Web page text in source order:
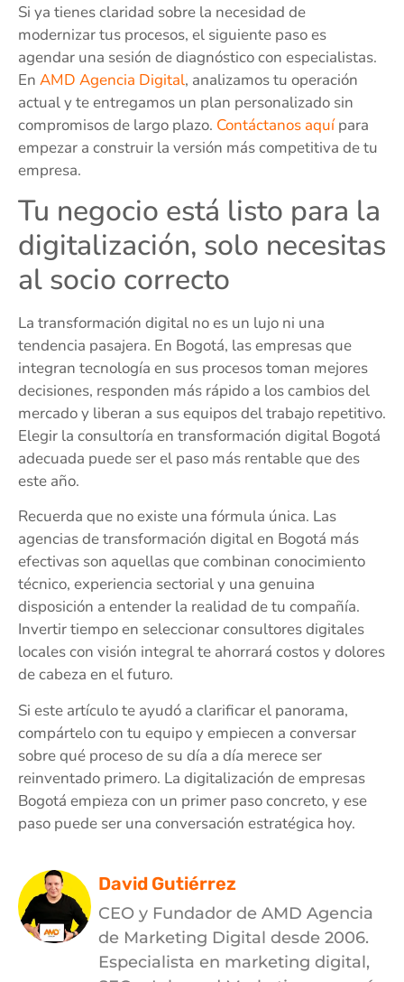
Si ya tienes claridad sobre la necesidad de
modernizar tus procesos, el siguiente paso es
agendar una sesión de diagnóstico con especialistas.
En AMD Agencia Digital, analizamos tu operación
actual y te entregamos un plan personalizado sin
compromisos de largo plazo. Contáctanos aquípara
empezar a construir la versión más competitiva de tu
empresa.
Tu negocio está listo para la
digitalización, solo necesitas
al socio correcto
La transformación digital no es un lujo ni una
tendencia pasajera. En Bogotá, las empresas que
integran tecnología en sus procesos toman mejores
decisiones, responden más rápido a los cambios del
mercado y liberan a sus equipos del trabajo repetitivo.
Elegir la consultoría en transformación digital Bogotá
adecuada puede ser el paso más rentable que des
este año.
Recuerda que no existe una fórmula única. Las
agencias de transformación digital en Bogotá más
efectivas son aquellas que combinan conocimiento
técnico, experiencia sectorial y una genuina
disposición a entender la realidad de tu compañía.
Invertir tiempo en seleccionar consultores digitales
locales con visión integral te ahorrará costos y dolores
de cabeza en el futuro.
Si este artículo te ayudó a clarificar el panorama,
compártelo con tu equipo y empiecen a conversar
sobre qué proceso de su día a día merece ser
reinventado primero. La digitalización de empresas
Bogotá empieza con un primer paso concreto, y ese
paso puede ser una conversación estratégica hoy.
David Gutiérrez
CEO y Fundador de AMD Agencia
de Marketing Digital desde 2006.
Especialista en marketing digital,